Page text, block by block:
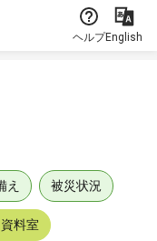
ヘルプEnglish
え 被災状況
料室